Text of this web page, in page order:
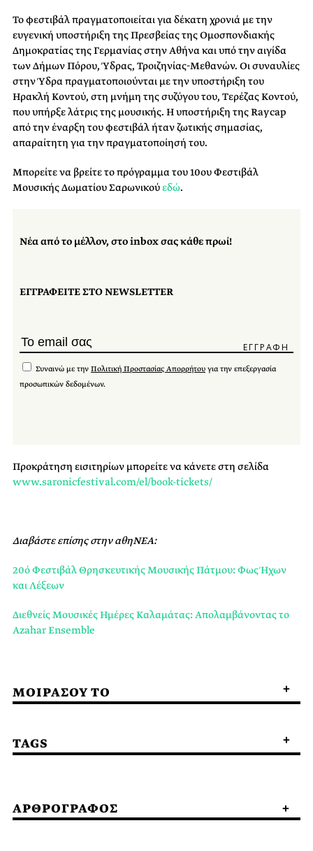
Το φεστιβάλ πραγματοποιείται για δέκατη χρονιά με την
ευγενική υποστήριξη της Πρεσβείας της Ομοσπονδιακής
Δημοκρατίας της Γερμανίας στην Αθήνα και υπό την αιγίδα
των Δήμων Πόρου, Ύδρας, Τροιζηνίας-Μεθανών. Οι συναυλίες
στην Ύδρα πραγματοποιούνται με την υποστήριξη του
Ηρακλή Κοντού, στη μνήμη της συζύγου του, Τερέζας Κοντού,
που υπήρξε λάτρις της μουσικής. Η υποστήριξη της Raycap
από την έναρξη του φεστιβάλ ήταν ζωτικής σημασίας,
απαραίτητη για την πραγματοποίησή του.
Μπορείτε να βρείτε το πρόγραμμα του 10ου Φεστιβάλ
Μουσικής Δωματίου Σαρωνικούεδώ.
Νέα από το μέλλον, στο inbox σας κάθε πρωί!
ΕΓΓΡΑΦΕΙΤΕ ΣΤΟ NEWSLETTER
Συναινώ με την Πολιτική Προστασίας Απορρήτου για την επεξεργασία
προσωπικών δεδομένων.
Προκράτηση εισιτηρίων μπορείτε να κάνετε στη σελίδα
www.saronicfestival.com/el/book-tickets/
Διαβάστε επίσης στην αθηΝΕΑ:
20ό Φεστιβάλ Θρησκευτικής Μουσικής Πάτμου: Φως Ήχων
και Λέξεων
Διεθνείς Μουσικές Ημέρες Καλαμάτας: Απολαμβάνοντας το
Azahar Ensemble
ΜΟΙΡΑΣΟΥ ΤΟ
TAGS
ΑΡΘΡΟΓΡΑΦΟΣ